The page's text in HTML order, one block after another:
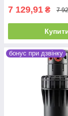
7 129,91 ₴ 7
бонус при дзвінку